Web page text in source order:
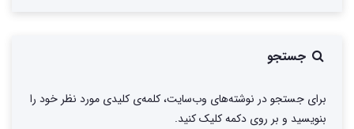
جستجو
برای جستجو در نوشته‌های وب‌سایت، کلمه‌ی کلیدی مورد نظر خود را
بنویسید و بر روی دکمه کلیک کنید.